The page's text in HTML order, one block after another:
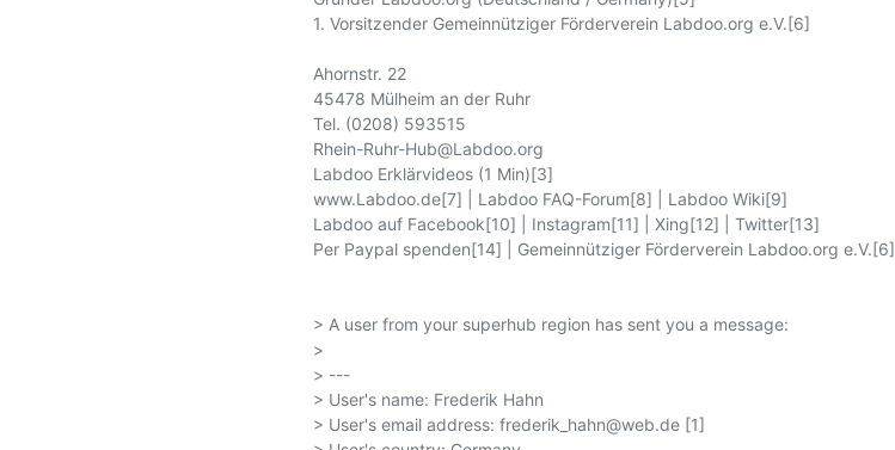
1. Vorsitzender Gemeinnütziger Förderverein Labdoo.org e.V.[6]
Ahornstr. 22
45478 Mülheim an der Ruhr
Tel. (0208) 593515
Rhein-Ruhr-Hub@Labdoo.org
Labdoo Erklärvideos (1 Min)[3]
www.Labdoo.de[7] | Labdoo FAQ-Forum[8] | Labdoo Wiki[9]
Labdoo auf Facebook[10] | Instagram[11] | Xing[12] | Twitter[13]
Per Paypal spenden[14] | Gemeinnütziger Förderverein Labdoo.org e.V.[6]
> A user from your superhub region has sent you a message:
>
> ---
> User's name: Frederik Hahn
> User's email address: frederik_hahn@web.de [1]